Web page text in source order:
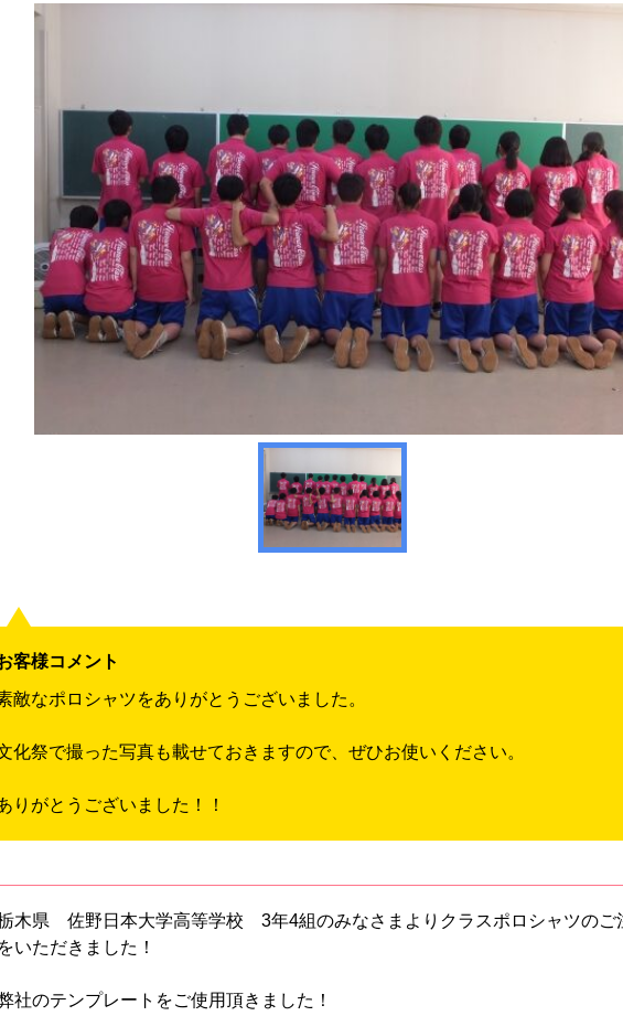
客様コメント
敵なポロシャツをありがとうございました。
化祭で撮った写真も載せておきますので、ぜひお使いください。
りがとうございました！！
木県 佐野日本大学高等学校 3年4組のみなさまよりクラスポロシャツのご
をいただきました！
社のテンプレートをご使用頂きました！